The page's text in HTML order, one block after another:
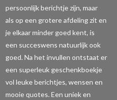
persoonlijk berichtje zijn, maar
als op een grotere afdeling zit en
je elkaar minder goed kent, is
een succeswens natuurlijk ook
goed. Na het invullen ontstaat er
een superleuk geschenkboekje
vol leuke berichtjes, wensen en
mooie quotes. Een uniek en